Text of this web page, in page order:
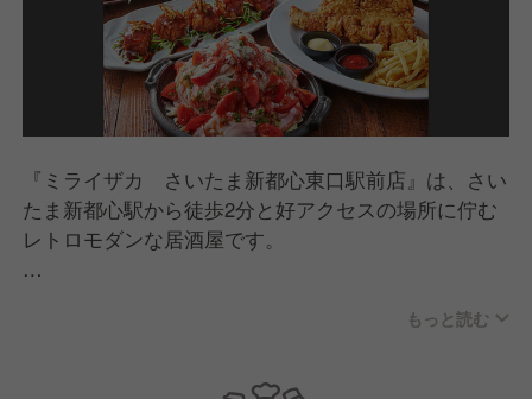
『ミライザカ さいたま新都心東口駅前店』は、さい
たま新都心駅から徒歩2分と好アクセスの場所に佇む
レトロモダンな居酒屋です。
直送の旬の食材を用いたサラダ、さらには本マグロの
もっと読む